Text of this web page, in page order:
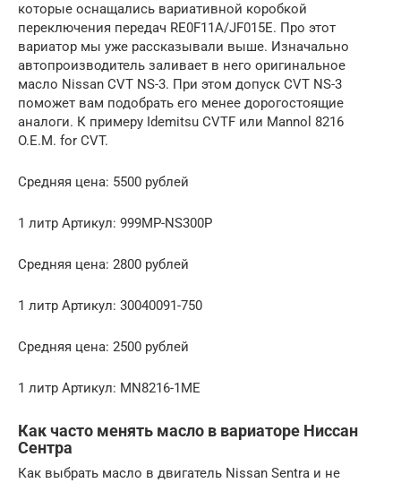
которые оснащались вариативной коробкой
переключения передач RE0F11A/JF015E. Про этот
вариатор мы уже рассказывали выше. Изначально
автопроизводитель заливает в него оригинальное
масло Nissan CVT NS-3. При этом допуск CVT NS-3
поможет вам подобрать его менее дорогостоящие
аналоги. К примеру Idemitsu CVTF или Mannol 8216
O.E.M. for CVT.
Средняя цена: 5500 рублей
1 литр Артикул: 999MP-NS300P
Средняя цена: 2800 рублей
1 литр Артикул: 30040091-750
Средняя цена: 2500 рублей
1 литр Артикул: MN8216-1ME
Как часто менять масло в вариаторе Ниссан
Сентра
Как выбрать масло в двигатель Nissan Sentra и не